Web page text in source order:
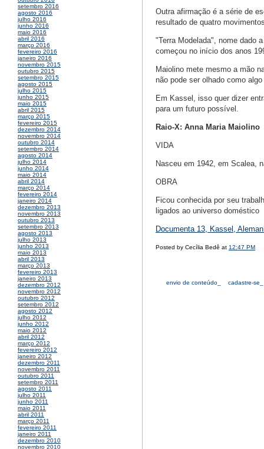
setembro 2016
agosto 2016
julho 2016
junho 2016
maio 2016
abril 2016
março 2016
fevereiro 2016
janeiro 2016
novembro 2015
outubro 2015
setembro 2015
agosto 2015
julho 2015
junho 2015
maio 2015
abril 2015
março 2015
fevereiro 2015
dezembro 2014
novembro 2014
outubro 2014
setembro 2014
agosto 2014
julho 2014
junho 2014
maio 2014
abril 2014
março 2014
fevereiro 2014
janeiro 2014
dezembro 2013
novembro 2013
outubro 2013
setembro 2013
agosto 2013
julho 2013
junho 2013
maio 2013
abril 2013
março 2013
fevereiro 2013
janeiro 2013
dezembro 2012
novembro 2012
outubro 2012
setembro 2012
agosto 2012
julho 2012
junho 2012
maio 2012
abril 2012
março 2012
fevereiro 2012
janeiro 2012
dezembro 2011
novembro 2011
outubro 2011
setembro 2011
agosto 2011
julho 2011
junho 2011
maio 2011
abril 2011
março 2011
fevereiro 2011
janeiro 2011
dezembro 2010
novembro 2010
Outra afirmação é a série de
resultado de quatro
"Terra Modelada", nome dado
começou no início dos anos
Maiolino mete mesmo a mão
não pode ser olhado como
Em Kassel, isso quer dizer
para um futuro possível.
Raio-X: Anna Maria Maiolino
VIDA
Nasceu em 1942, em Scalea,
OBRA
Ficou conhecida por seu
ligados ao universo doméstico
Documenta 13, Kassel,
Posted by Cecília Bedê at 12:47 PM
envio de conteúdo_ cadastre-se_